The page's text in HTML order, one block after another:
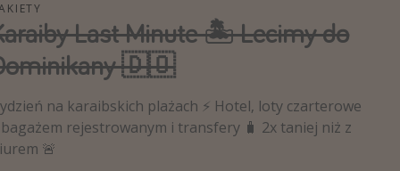
Last Minute 🏝️ Lecimy do
🇩🇴
na karaibskich plażach ⚡️ Hotel, loty czarterowe
rejestrowanym i transfery 🧳 2x taniej niż z
🚨